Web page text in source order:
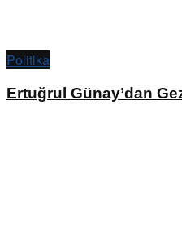
Politika
Ertuğrul Günay’dan